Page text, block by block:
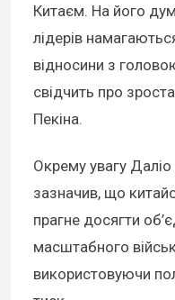
Китаєм. На його
лідерів
відносини з
свідчить про
Пекіна.
Окрему увагу
зазначив, що
прагне досягти
масштабного
використовуючи